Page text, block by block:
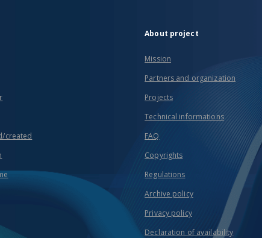
created
About project
Mission
Partners and organization
Projects
Technical informations
FAQ
Copyrights
Regulations
Archive policy
Privacy policy
Declaration of availability